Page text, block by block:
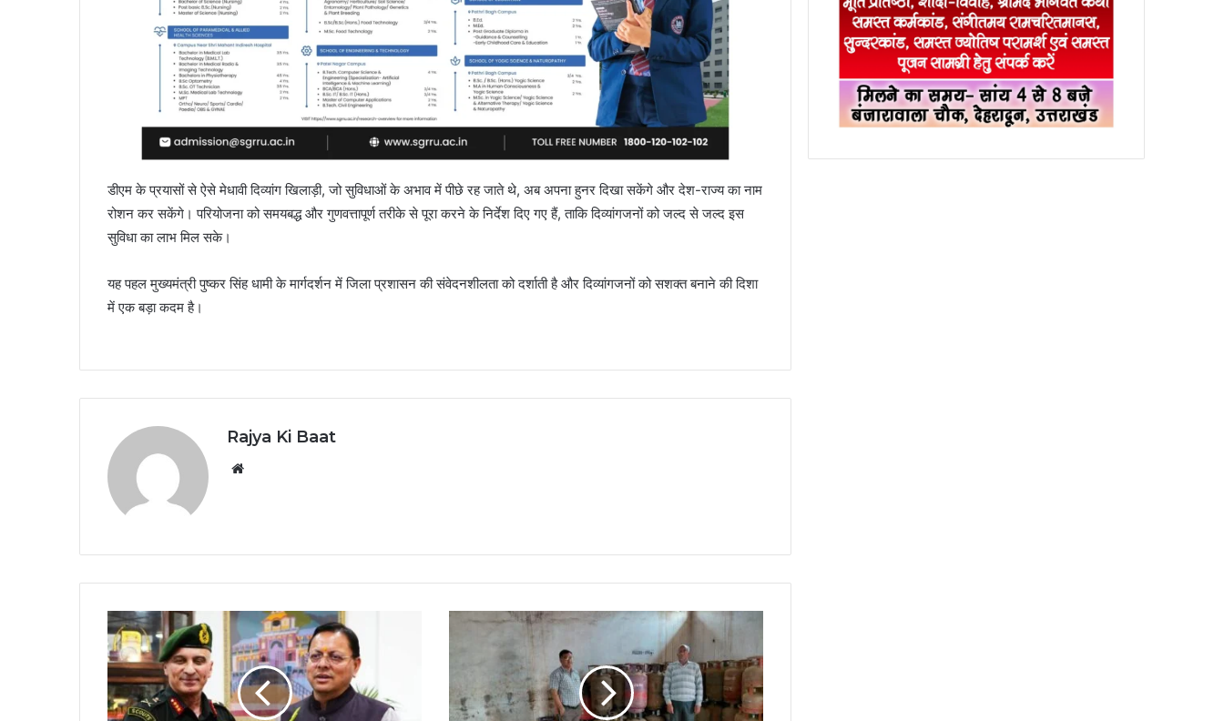
डीएम के प्रयासों से ऐसे मेधावी दिव्यांग खिलाड़ी, जो सुविधाओं के अभाव में पीछे रह जाते थे, अब अपना हुनर दिखा सकेंगे और देश-राज्य का नाम
रोशन कर सकेंगे। परियोजना को समयबद्ध और गुणवत्तापूर्ण तरीके से पूरा करने के निर्देश दिए गए हैं, ताकि दिव्यांगजनों को जल्द से जल्द इस
सुविधा का लाभ मिल सके।
यह पहल मुख्यमंत्री पुष्कर सिंह धामी के मार्गदर्शन में जिला प्रशासन की संवेदनशीलता को दर्शाती है और दिव्यांगजनों को सशक्त बनाने की दिशा
में एक बड़ा कदम है।
Rajya Ki Baat